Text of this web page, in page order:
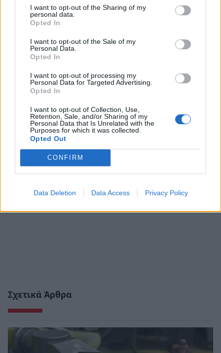
I want to opt-out of the Sharing of my
personal data.
Opted In
I want to opt-out of the Sale of my
Personal Data.
Opted In
I want to opt-out of processing my
Personal Data for Targeted Advertising.
Opted In
I want to opt-out of Collection, Use,
Retention, Sale, and/or Sharing of my
Personal Data that Is Unrelated with the
Purposes for which it was collected.
Opted Out
CONFIRM
Data Deletion Data Access Privacy Policy
Σχετικά Άρθρα